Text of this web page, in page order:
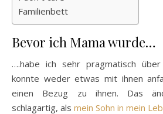
Familienbett
Bevor ich Mama wurde…
….habe ich sehr pragmatisch
konnte weder etwas mit ihnen
einen Bezug zu ihnen. Das
schlagartig, als mein Sohn in mein